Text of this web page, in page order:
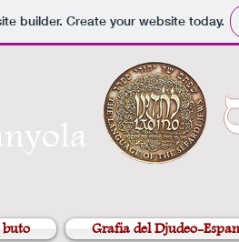
builder. Create your website today.
Grafia del Djudeo-